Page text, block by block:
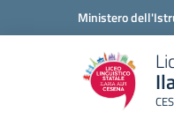
Ministero